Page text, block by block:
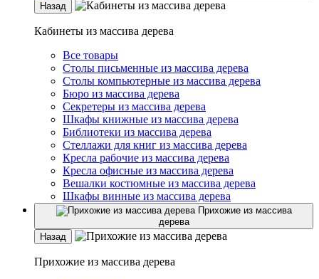
Назад
Кабинеты из массива дерева
Все товары
Столы письменные из массива дерева
Столы компьютерные из массива дерева
Бюро из массива дерева
Секретеры из массива дерева
Шкафы книжные из массива дерева
Библиотеки из массива дерева
Стеллажи для книг из массива дерева
Кресла рабочие из массива дерева
Кресла офисные из массива дерева
Вешалки костюмные из массива дерева
Шкафы винные из массива дерева
Прихожие из массива
дерева
Назад
Прихожие из массива дерева